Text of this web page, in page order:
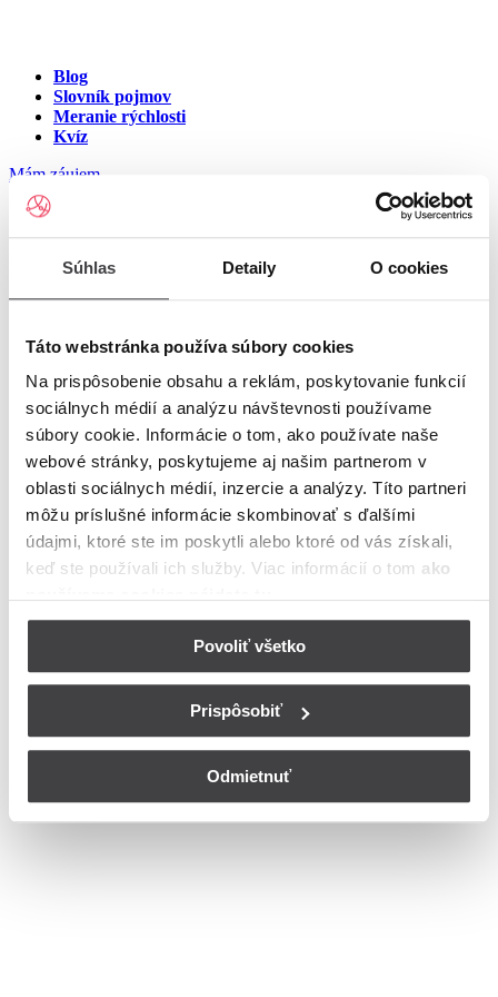
Súhlas Detaily O cookies
Táto webstránka používa súbory cookies
Na prispôsobenie obsahu a reklám, poskytovanie funkcií
sociálnych médií a analýzu návštevnosti používame
súbory cookie. Informácie o tom, ako používate naše
webové stránky, poskytujeme aj našim partnerom v
oblasti sociálnych médií, inzercie a analýzy. Títo partneri
môžu príslušné informácie skombinovať s ďalšími
údajmi, ktoré ste im poskytli alebo ktoré od vás získali,
keď ste používali ich služby. Viac informácií o tom ako
Povoliť všetko
Prispôsobiť
Odmietnuť
Blog
Slovník pojmov
Meranie rýchlosti
Kvíz
Mám záujem
Internet v meste Rimavské
Brezovo
Zadajte ulicu a číslo pre zobrazenie ponuky internetu v meste
Zadajte ulicu a číslopre zobrazenie ponuky internetu v lokalite
Rimavské Brezovo
Zoznam ulíc v meste Rimavské Brezovo
Ulica
Bohužiaľ, nedisponujeme zoznamom dostupných ulíc v danom
meste
© Copyright 2026 Nastavenia cookies